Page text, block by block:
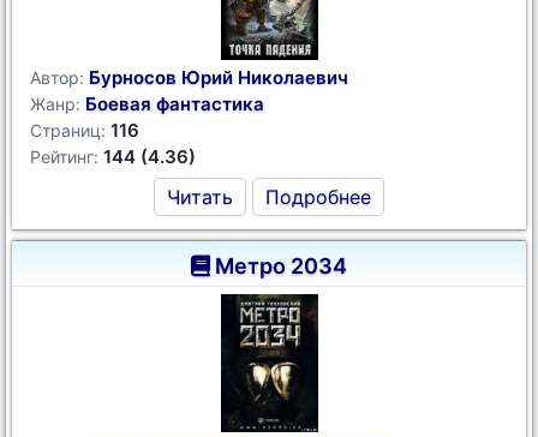
Автор: Бурносов Юрий Николаевич
Жанр: Боевая фантастика
Страниц: 116
Рейтинг: 144 (4.36)
Читать Подробнее
Метро 2034